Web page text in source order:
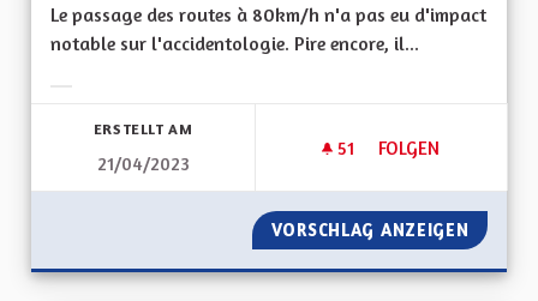
Le passage des routes à 80km/h n'a pas eu d'impact
notable sur l'accidentologie. Pire encore, il...
ERSTELLT AM
21/04/2023
51 51 FOLLOWER
FOLGEN
REVENIR AUX
VORSCHLAG ANZEIGEN